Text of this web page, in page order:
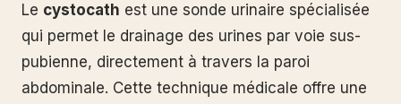
Le cystocath est une sonde urinaire spécialisée
qui permet le drainage des urines par voie sus-
pubienne, directement à travers la paroi
abdominale. Cette technique médicale offre une